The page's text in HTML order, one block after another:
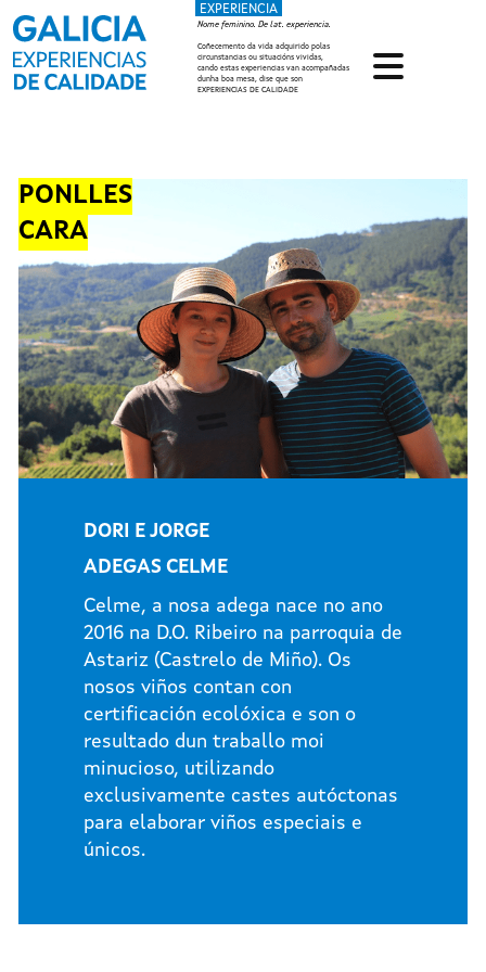
Ir o contido principal
EXPERIENCIA
Nome feminino. De lat. experiencia.
Coñecemento da vida adquirido polas
circunstancias ou situacións vividas,
cando estas experiencias van acompañadas
dunha boa mesa, dise que son
EXPERIENCIAS DE CALIDADE
PONLLES
CARA
DORI E JORGE
ADEGAS CELME
Celme, a nosa adega nace no ano
2016 na D.O. Ribeiro na parroquia de
Astariz (Castrelo de Miño). Os
nosos viños contan con
certificación ecolóxica e son o
resultado dun traballo moi
minucioso, utilizando
exclusivamente castes autóctonas
para elaborar viños especiais e
únicos.